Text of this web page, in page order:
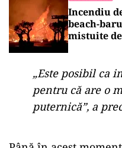
Incendiu
beach-
mistuite
„Este posibil ca
pentru că are o
puternică”, a